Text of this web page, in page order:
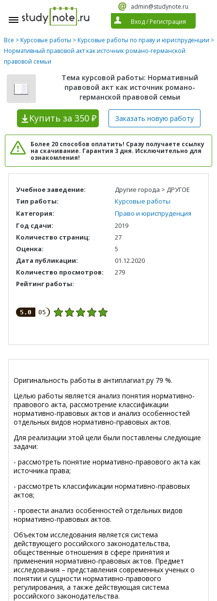
admin@studynote.ru
Вход/ Регистрация
Все >Курсовые работы >Курсовые работы по праву и юриспруденции >
Нормативный правовой акт как источник романо-германской
правовой семьи
Тема курсовой работы: Нормативный
правовой акт как источник романо-
германской правовой семьи
Купить за 350 ₽ Заказать новую работу
Более 20 способов оплатить! Сразу получаете ссылку
на скачивание. Гарантия 3 дня. Исключительно для
ознакомления!
Учебное заведение:
Другие города > ДРУГОЕ
Тип работы:
Курсовые работы
Категория:
Право и юриспруденция
Год сдачи:
2019
Количество страниц:
27
Оценка:
5
Дата публикации:
01.12.2020
Количество просмотров:
279
Рейтинг работы:
5.0 05
Оригинальность работы в антиплагиат.ру 79 %.
Целью работы является анализ понятия нормативно-
правового акта, рассмотрение классификации
нормативно-правовых актов и анализ особенностей
отдельных видов нормативно-правовых актов.
Для реализации этой цели были поставлены следующие
задачи:
- рассмотреть понятие нормативно-правового акта как
источника права;
- рассмотреть классификации нормативно-правовых
актов;
- провести анализ особенностей отдельных видов
нормативно-правовых актов.
Объектом исследования является система
действующего российского законодательства,
общественные отношения в сфере принятия и
применения нормативно-правовых актов. Предмет
исследования – представления современных ученых о
понятии и сущности нормативно-правового
регулирования, а также действующая система
российского законодательства.